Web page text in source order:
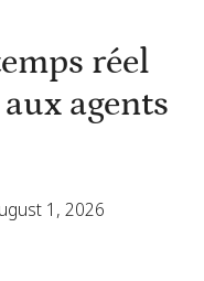
réel
agents
1, 2026